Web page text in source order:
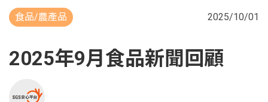
食品/農產品 2025/10/01
2025年9月食品新聞回顧